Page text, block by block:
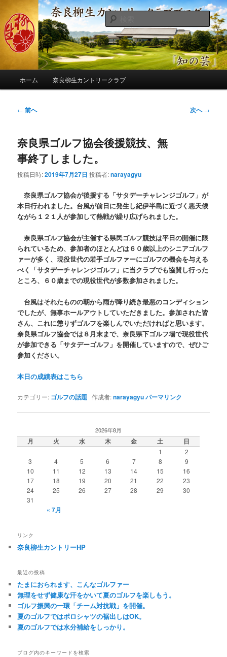
ン
コ
ン
へ
奈良柳生カントリークラブ総支配人
ブログ
季節の話題、クラブの出来事、コースの改修・更新作業、ゴルフに関する随
筆、喜怒哀楽などを気まぐれに発信します。
検
索
ホーム 奈良柳生カントリークラブ
投
ビ
ゲ
ー
シ
ン
← 前へ 次へ→
奈良県ゴルフ協会後援競技、無
事終了しました。
投稿日時:2019年7月27日 投稿者:narayagyu
奈良県ゴルフ協会が後援する「サタデーチャレンジゴルフ」が
本日行われました。台風が前日に発生し紀伊半島に近づく悪天候
ながら１２１人が参加して熱戦が繰り広げられました。
奈良県ゴルフ協会が主催する県民ゴルフ競技は平日の開催に限
られているため、参加者のほとんどは６０歳以上のシニアゴルフ
ァーが多く、現役世代の若手ゴルファーにゴルフの機会を与える
べく「サタデーチャレンジゴルフ」に当クラブでも協賛し行った
ところ、６０歳までの現役世代が多数参加されました。
台風はそれたものの朝から雨が降り続き最悪のコンディション
でしたが、無事ホールアウトしていただきました。参加された皆
さん、これに懲りずゴルフを楽しんでいただければと思います。
奈良県ゴルフ協会では８月末まで、奈良県下ゴルフ場で現役世代
が参加できる「サタデーゴルフ」を開催していますので、ぜひご
参加ください。
本日の成績表はこちら
カテゴリー: ゴルフの話題 作成者:narayagyuパーマリンク
2026年8月
月 火 水 木 金 土 日
1
2
3
4 5 6 7 8
9
10
11 12 13 14 15
16
17
18 19 20 21 22
23
24
25 26 27 28 29
30
31
« 7月
リンク
奈良柳生カントリーHP
最近の投稿
たまにおられます、こんなゴルファー
無理をせず健康な汗をかいて夏のゴルフを楽しもう。
ゴルフ振興の一環「チーム対抗戦」を開催。
夏のゴルフではポロシャツの裾出しはOK。
夏のゴルフでは水分補給をしっかり。
ブログ内のキーワードを検索